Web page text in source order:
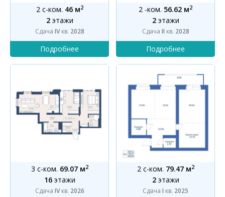
2 с-ком. 46 м2
2этажи
Сдача IVкв. 2028
2 -ком. 56.62 м2
2этажи
Сдача II кв. 2028
3 с-ком. 69.07 м2
16этажи
Сдача IVкв. 2026
2 с-ком. 79.47 м2
2этажи
Сдача I кв. 2025